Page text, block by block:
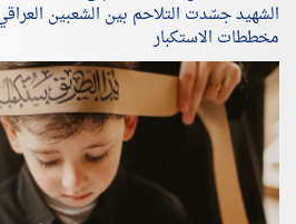
الشهيد جسّدت التلاحم بين الشعبين
مخططات الاستكبار